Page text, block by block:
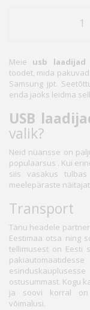
1
Meie usb laadijad
toodet, mida
Samsung jpt.
enda jaoks leidma
USB
valik?
Neid nüansse on
populaarsus . Kui
siis vasakus
meelepäraste
Transport
Tänu headele
Eestimaa otsa ning
tellimusest on Eesti
ostusummast. Kogu
ja soovi korral on
võimalusi.